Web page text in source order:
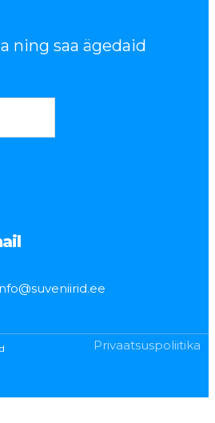
ning saa ägedaid
Privaatsuspoliitika